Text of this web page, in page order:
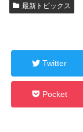
最新トピックス
Twitter
Pocket